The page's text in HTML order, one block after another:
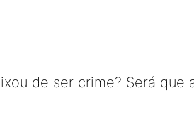
de ser crime? Será